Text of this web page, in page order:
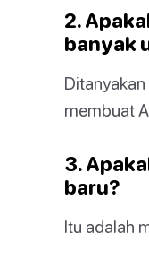
2.
banyak
membuat
3.
baru?
Itu adalah